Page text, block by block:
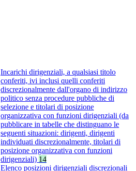
Incarichi dirigenziali, a qualsiasi titolo
conferiti, ivi inclusi quelli conferiti
discrezionalmente dall'organo di indirizzo
politico senza procedure pubbliche di
selezione e titolari di posizione
organizzativa con funzioni dirigenziali (da
pubblicare in tabelle che distinguano le
seguenti situazioni: dirigenti, dirigenti
individuati discrezionalmente, titolari di
posizione organizzativa con funzioni
dirigenziali) 14
Elenco posizioni dirigenziali discrezionali